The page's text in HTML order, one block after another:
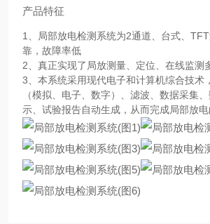
产品特征
1、局部放电检测系统为2通道、台式、
靠，故障率低
2、真正实现了局放测量、定位、在线监测
3、本系统采用现代电子和计算机综合技术
（模拟、电子、数字）、滤波、数据采集
示、试验报告自动生成，从而完成局部放